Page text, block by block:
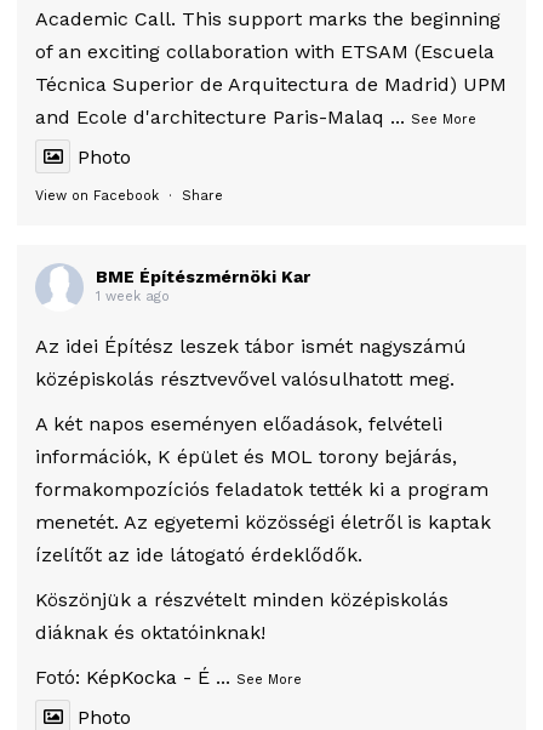
Academic Call. This support marks the beginning
of an exciting collaboration with ETSAM (Escuela
Técnica Superior de Arquitectura de Madrid) UPM
and Ecole d'architecture Paris-Malaq ... See More
Photo
View on Facebook · Share
BME Építészmérnöki Kar
1 week ago
Az idei Építész leszek tábor ismét nagyszámú
középiskolás résztvevővel valósulhatott meg.
A két napos eseményen előadások, felvételi
információk, K épület és MOL torony bejárás,
formakompozíciós feladatok tették ki a program
menetét. Az egyetemi közösségi életről is kaptak
ízelítőt az ide látogató érdeklődők.
Köszönjük a részvételt minden középiskolás
diáknak és oktatóinknak!
Fotó: KépKocka - É ... See More
Photo